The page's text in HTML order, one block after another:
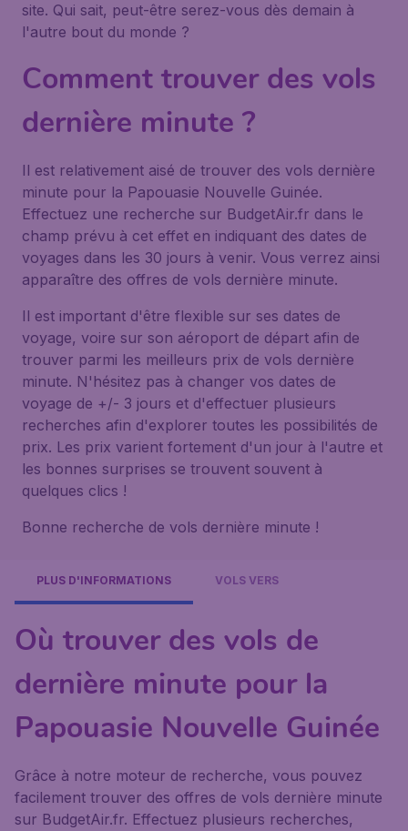
site. Qui sait, peut-être serez-vous dès demain à
l'autre bout du monde ?
Comment trouver des vols
dernière minute ?
Il est relativement aisé de trouver des vols dernière
minute pour la Papouasie Nouvelle Guinée.
Effectuez une recherche sur BudgetAir.fr dans le
champ prévu à cet effet en indiquant des dates de
voyages dans les 30 jours à venir. Vous verrez ainsi
apparaître des offres de vols dernière minute.
Il est important d'être flexible sur ses dates de
voyage, voire sur son aéroport de départ afin de
trouver parmi les meilleurs prix de vols dernière
minute. N'hésitez pas à changer vos dates de
voyage de +/- 3 jours et d'effectuer plusieurs
recherches afin d'explorer toutes les possibilités de
prix. Les prix varient fortement d'un jour à l'autre et
les bonnes surprises se trouvent souvent à
quelques clics !
Bonne recherche de vols dernière minute !
PLUS D'INFORMATIONS VOLS VERS
Où trouver des vols de
dernière minute pour la
Papouasie Nouvelle Guinée
Grâce à notre moteur de recherche, vous pouvez
facilement trouver des offres de vols dernière minute
sur BudgetAir.fr. Effectuez plusieurs recherches,